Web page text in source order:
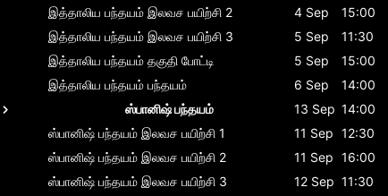
இத்தாலிய பந்தயம் இலவச பயிற்சி 2 4 Sep
15:00
இத்தாலிய பந்தயம் இலவச பயிற்சி 3 5 Sep
11:30
இத்தாலிய பந்தயம் தகுதி போட்டி 5 Sep
15:00
இத்தாலிய பந்தயம் பந்தயம் 6 Sep
14:00
ஸ்பானிஷ் பந்தயம்
13 Sep 14:00
ஸ்பானிஷ் பந்தயம் இலவச பயிற்சி 1 11 Sep 12:30
ஸ்பானிஷ் பந்தயம் இலவச பயிற்சி 2 11 Sep 16:00
ஸ்பானிஷ் பந்தயம் இலவச பயிற்சி 3 12 Sep 11:30